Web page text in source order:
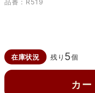
在庫状況 残り 5個
カ